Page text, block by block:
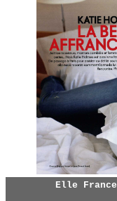
Elle France